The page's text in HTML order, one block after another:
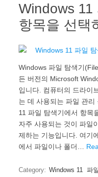
Windows 11
항목을 선택
Windows 파일 탐색기
든 버전의 Microsoft
입니다. 컴퓨터의 드라이
는 데 사용되는 파일 관
11 파일 탐색기에서 항목
자주 사용되는 것이 파일
제하는 기능입니다. 여기
에서 파일이나 폴더…
Category: Windows 11 파